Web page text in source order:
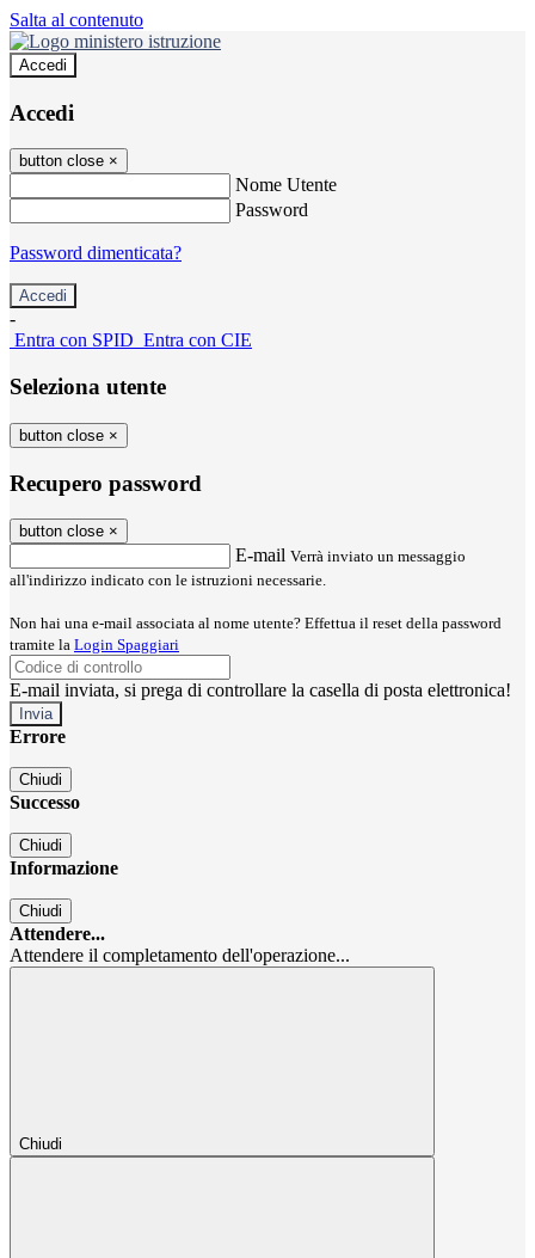
Salta al contenuto
Accedi
Accedi
button close ×
Nome Utente
Password
Password dimenticata?
-
Entra con SPID Entra con CIE
Seleziona utente
button close ×
Recupero password
button close ×
E-mail Verrà inviato un messaggio
all'indirizzo indicato con le istruzioni necessarie.
Non hai una e-mail associata al nome utente? Effettua il reset della password
tramite la Login Spaggiari
E-mail inviata, si prega di controllare la casella di posta elettronica!
Errore
Chiudi
Successo
Chiudi
Informazione
Chiudi
Attendere...
Attendere il completamento dell'operazione...
Chiudi